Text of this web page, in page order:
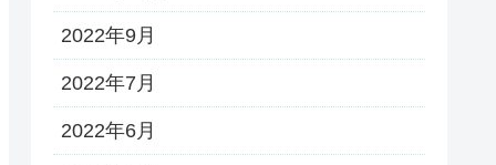
2022年9月
2022年7月
2022年6月